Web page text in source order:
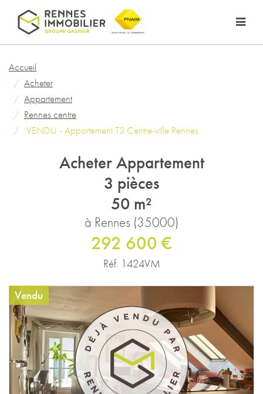
Accueil
Acheter
Appartement
Rennes centre
VENDU - Appartement T3 Centre-ville Rennes
Acheter Appartement
3 pièces
50 m²
à Rennes (35000)
292 600 €
Réf. 1424VM
Vendu